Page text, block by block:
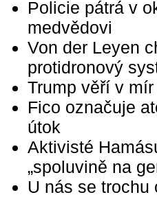
Policie pátrá v
medvědovi
Von der Leyen
protidronový
Trump věří v
Fico označuje
útok
Aktivisté
„spoluvině na
U nás se trochu